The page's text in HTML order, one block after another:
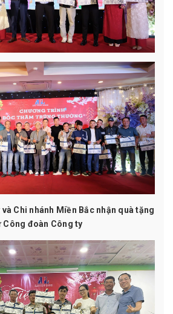
Chi nhánh Miền Bắc nhận quà tặng
Công đoàn Công ty